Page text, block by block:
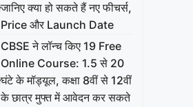
जानिए क्या हो सकते हैं नए फीचर्स,
Price और Launch Date
CBSE ने लॉन्च किए 19 Free
Online Course: 1.5 से 20
घंटे के मॉड्यूल, कक्षा 8वीं से 12वीं
के छात्र मुफ्त में आवेदन कर सकते